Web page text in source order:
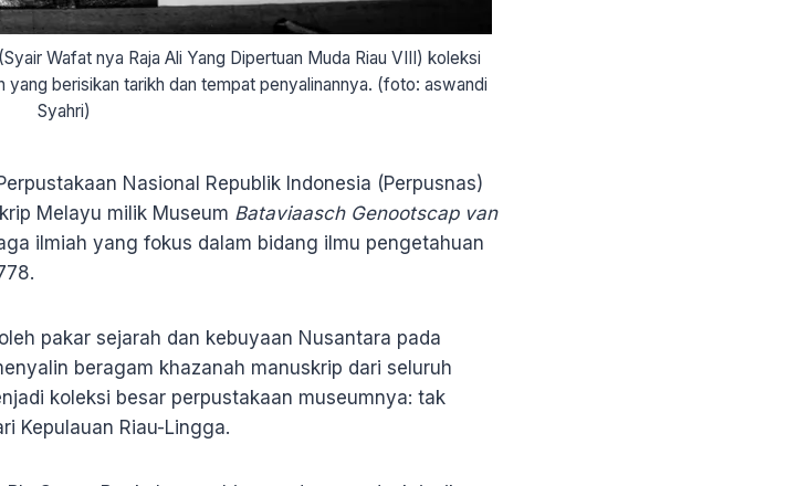
Wafat nya Raja Ali Yang Dipertuan Muda Riau VIII) koleksi
yang berisikan tarikh dan tempat penyalinannya. (foto: aswandi
Syahri)
Nasional Republik Indonesia (Perpusnas)
Melayu milik Museum Bataviaasch Genootscap van
ilmiah yang fokus dalam bidang ilmu pengetahuan
pakar sejarah dan kebuyaan Nusantara pada
beragam khazanah manuskrip dari seluruh
koleksi besar perpustakaan museumnya: tak
Kepulauan Riau-Lingga.